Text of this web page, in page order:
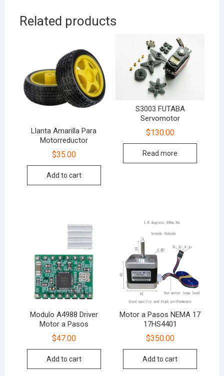
Related products
Llanta Amarilla Para
Motorreductor
$35.00
Add to cart
S3003 FUTABA
Servomotor
$130.00
Read more
Modulo A4988 Driver
Motor a Pasos
$47.00
Add to cart
Motor a Pasos NEMA 17
17HS4401
$350.00
Add to cart